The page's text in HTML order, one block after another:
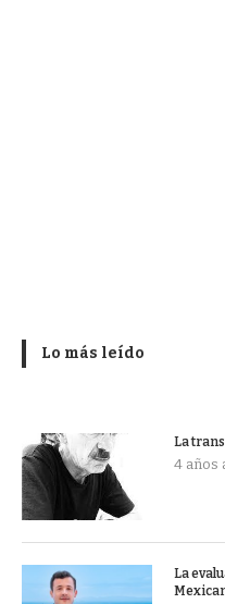
Lo más leído
La
4 años
La